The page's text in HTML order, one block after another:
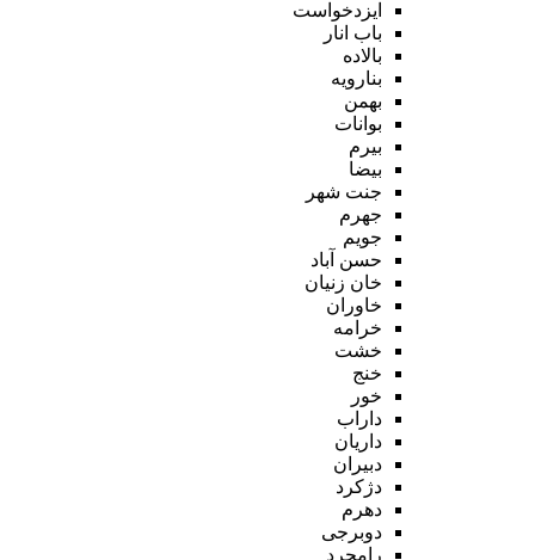
ایزدخواست
باب انار
بالاده
بنارویه
بهمن
بوانات
بیرم
بیضا
جنت شهر
جهرم
جویم
حسن آباد
خان زنیان
خاوران
خرامه
خشت
خنج
خور
داراب
داریان
دبیران
دژکرد
دهرم
دوبرجی
رامجرد